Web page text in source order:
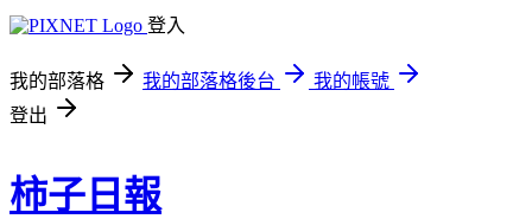
登入
我的部落格 我的部落格後台
我的帳號
登出
柿子日報